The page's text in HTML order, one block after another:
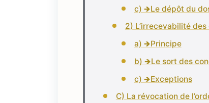
c) 🡺Le dépôt du
2) L’irrecevabilité
a) 🡺Principe
b) 🡺Le sort des
c) 🡺Exceptions
C) La révocation de